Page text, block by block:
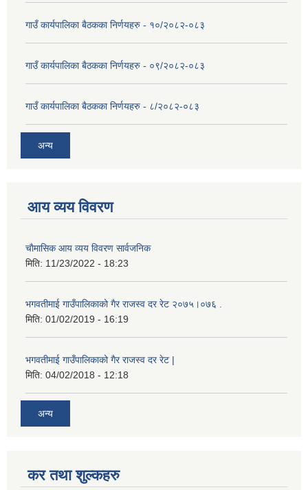
गाउँ कार्यपालिका बैठकका निर्णयहरु - १०/२०८२-०८३
गाउँ कार्यपालिका बैठकका निर्णयहरु - ०९/२०८२-०८३
गाउँ कार्यपालिका बैठकका निर्णयहरु - ८/२०८२-०८३
अन्य
आय व्यय विवरण
चाैमासिक आय व्यय विवरण सार्वजनिक
मिति: 11/23/2022 - 18:23
भगवतीमाई गाउँपालिकाको गैर राजस्व दर रेट २०७५।०७६ .
मिति: 01/02/2019 - 16:19
भगवतीमाई गाउँपालिकाको गैर राजस्व दर रेट |
मिति: 04/02/2018 - 12:18
अन्य
कर तथा शुल्कहरु